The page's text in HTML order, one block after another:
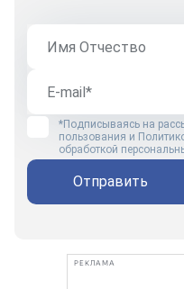
*Подписываясь на
пользования и
обработкой
Отправить
РЕКЛАМА